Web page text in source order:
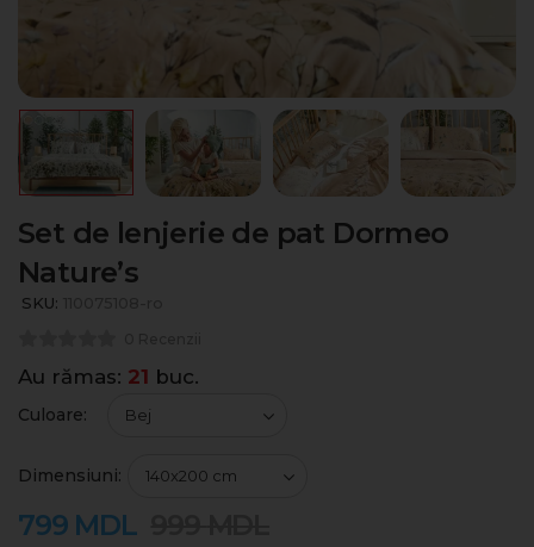
Set de lenjerie de pat Dormeo
Nature’s
SKU:
Au rămas: 21 buc.
Culoare:
Dimensiuni:
799 MDL